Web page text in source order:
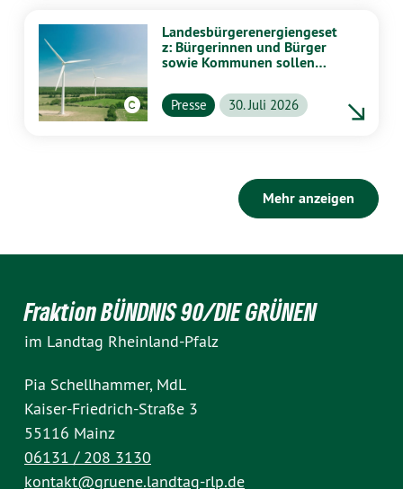
Landesbürgerenergiengeset
z: Bürgerinnen und Bürger
sowie Kommunen sollen
profitieren
Presse 30. Juli 2026
Mehr anzeigen
Fraktion BÜNDNIS 90/DIE GRÜNEN
im Landtag Rheinland-Pfalz
Pia Schellhammer, MdL
Kaiser-Friedrich-Straße 3
55116 Mainz
06131 / 208 3130
kontakt@gruene.landtag-rlp.de